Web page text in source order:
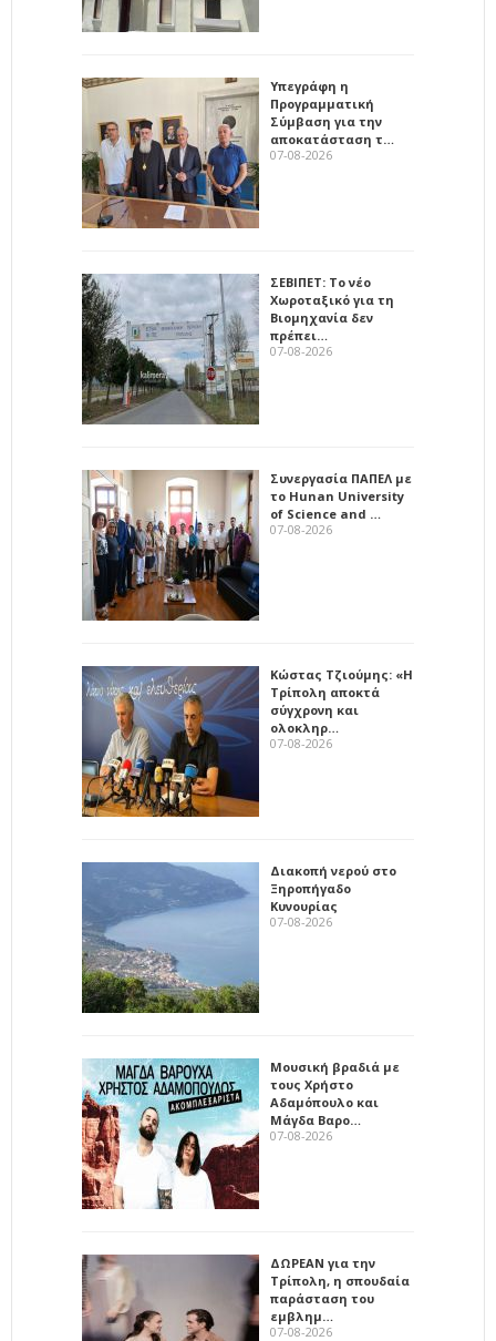
Υπεγράφη η
Προγραμματική
Σύμβαση για την
αποκατάσταση τ…
07-08-2026
ΣΕΒΙΠΕΤ: Το νέο
Χωροταξικό για τη
Βιομηχανία δεν
πρέπει…
07-08-2026
Συνεργασία ΠΑΠΕΛ με
το Hunan University
of Science and …
07-08-2026
Κώστας Τζιούμης: «Η
Τρίπολη αποκτά
σύγχρονη και
ολοκληρ…
07-08-2026
Διακοπή νερού στο
Ξηροπήγαδο
Κυνουρίας
07-08-2026
Μουσική βραδιά με
τους Χρήστο
Αδαμόπουλο και
Μάγδα Βαρο…
07-08-2026
ΔΩΡΕΑΝ για την
Τρίπολη, η σπουδαία
παράσταση του
εμβλημ…
07-08-2026